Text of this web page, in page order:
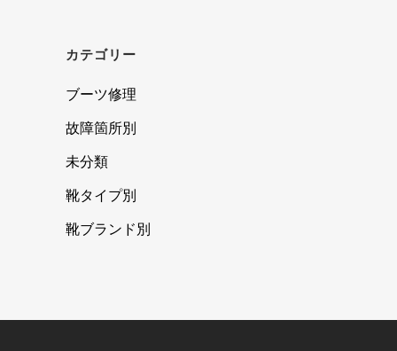
カテゴリー
ブーツ修理
故障箇所別
未分類
靴タイプ別
靴ブランド別